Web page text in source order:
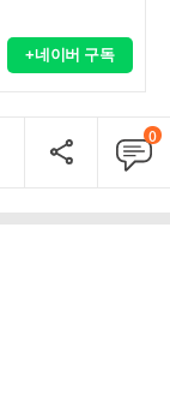
+네이버 구독
0